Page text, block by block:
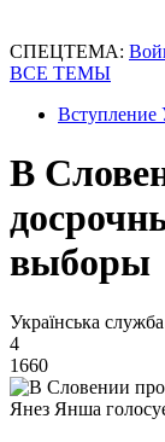
СПЕЦТЕМА:
ВСЕ ТЕМЫ
В
выборы
Українська
4
1660
Янез Янша